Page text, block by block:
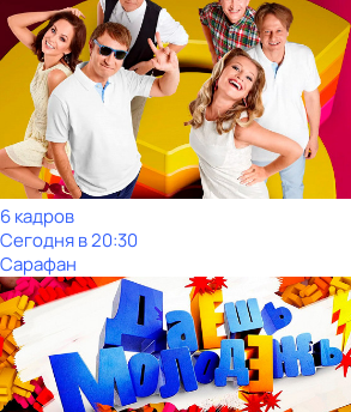
6 кадров
Сегодня в 20:30
Сарафан